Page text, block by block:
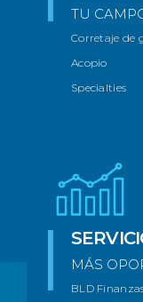
TU
Corretaje de
Acopio
Specialties
MÁS
BLD